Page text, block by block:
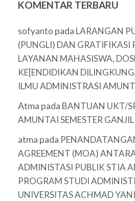
KOMENTAR TERBARU
sofyanto pada LARANGAN
(PUNGLI) DAN GRATIFIKASI
LAYANAN MAHASISWA,
KE[ENDIDIKAN
ILMU ADMINISTRASI
Atma pada BANTUAN UKT/
AMUNTAI SEMESTER
atma pada
AGREEMENT (MOA)
ADMINISTASI PUBLIK STIA
PROGRAM STUDI
UNIVERSITAS ACHMAD